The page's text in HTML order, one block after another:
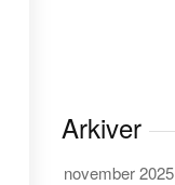
Arkiver
november 2025